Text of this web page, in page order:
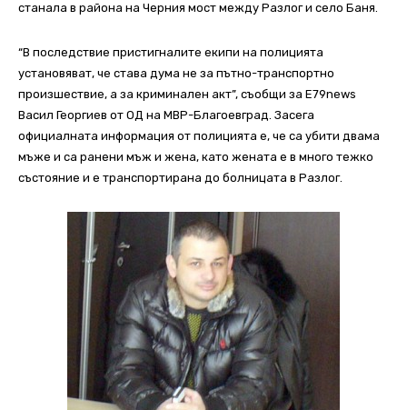
станала в района на Черния мост между Разлог и село Баня.
“В последствие пристигналите екипи на полицията
установяват, че става дума не за пътно-транспортно
произшествие, а за криминален акт”, съобщи за E79news
Васил Георгиев от ОД на МВР-Благоевград. Засега
официалната информация от полицията е, че са убити двама
мъже и са ранени мъж и жена, като жената е в много тежко
състояние и е транспортирана до болницата в Разлог.